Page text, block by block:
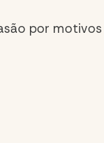
por